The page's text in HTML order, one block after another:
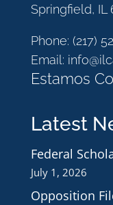
Springfield, IL
Phone: (217)
Email:
Estamos
Latest
Federal
July 1, 2026
Opposition